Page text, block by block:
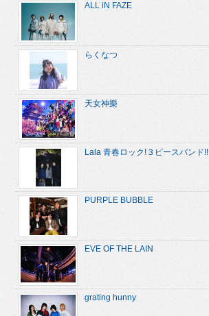
ALL iN FAZE
らくなつ
天女神樂
Lala 青春ロック!３ピースバンド!!
PURPLE BUBBLE
EVE OF THE LAIN
grating hunny